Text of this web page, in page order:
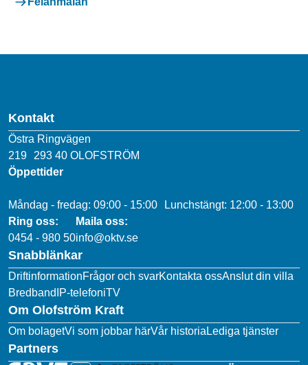
Kontakt
Östra Ringvägen
219 293 40 OLOFSTRÖM
Öppettider
Måndag - fredag: 09:00 - 15:00 Lunchstängt: 12:00 - 13:00
Ring oss:
0454 - 980 50
Maila oss:
info@oktv.se
Snabblänkar
DriftinformationFrågor och svarKontakta ossAnslut din villa
Bredband IP-telefoniTV
Om Olofström Kraft
Om bolagetVi som jobbar härVår historia Lediga tjänster
Partners